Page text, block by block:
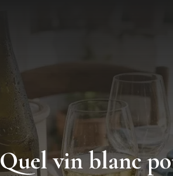
Quel vin blanc